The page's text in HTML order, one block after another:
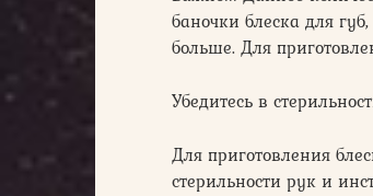
баночки блеска для
больше. Для
Убедитесь в
Для приготовления
стерильности рук и